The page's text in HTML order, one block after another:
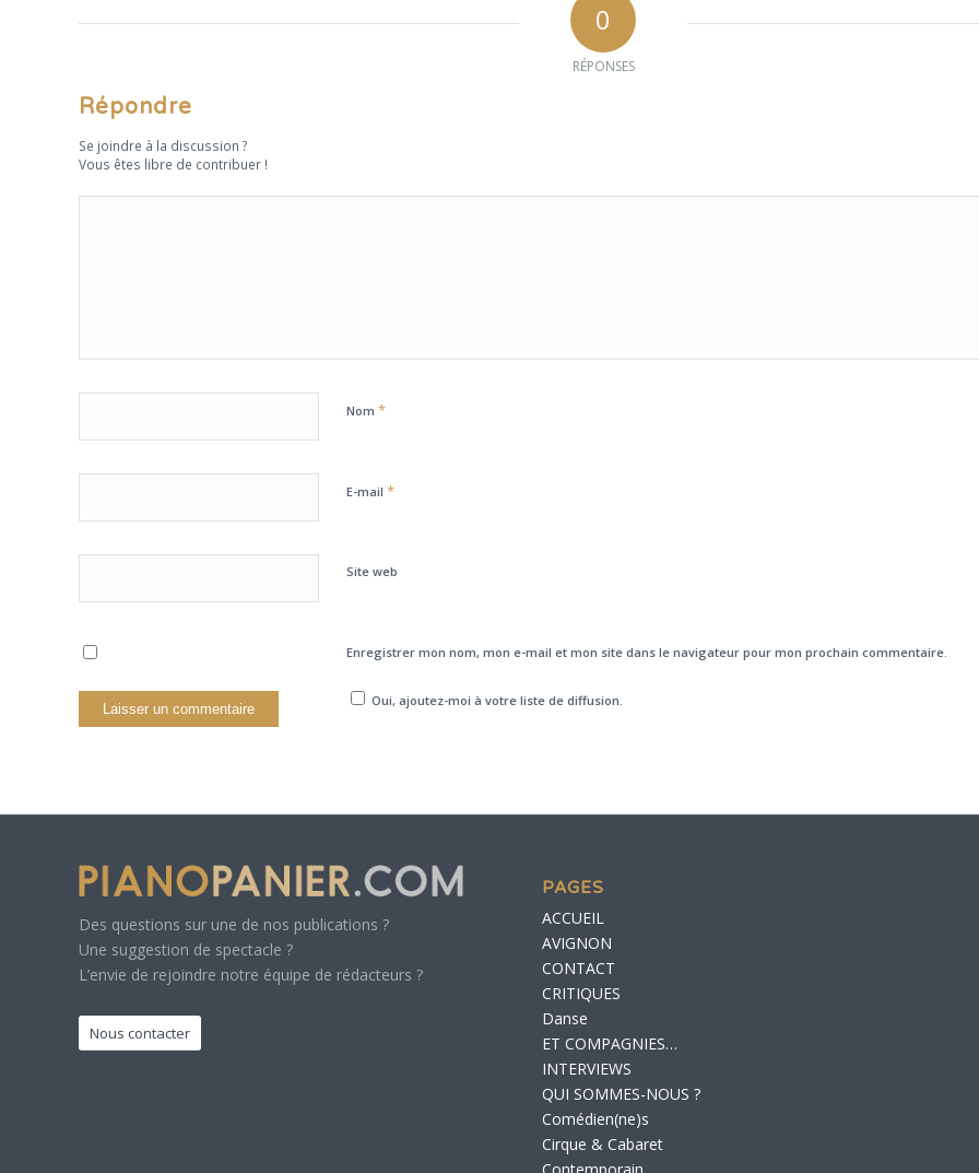
0
RÉPONSES
Répondre
Se joindre à la discussion ?
Vous êtes libre de contribuer !
Nom *
E-mail *
Site web
Enregistrer mon nom, mon e-mail et mon site dans le navigateur pour mon prochain commentaire.
Oui, ajoutez-moi à votre liste de diffusion.
Des questions sur une de nos publications ?
Une suggestion de spectacle ?
L’envie de rejoindre notre équipe de rédacteurs ?
Nous contacter
PAGES
ACCUEIL
AVIGNON
CONTACT
CRITIQUES
Danse
ET COMPAGNIES…
INTERVIEWS
QUI SOMMES-NOUS ?
Comédien(ne)s
Cirque & Cabaret